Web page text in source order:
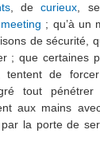
, decurieux ,
meeting ; qu’à un
de sécurité,
; que certaines
tentent de
tout pénétrer
aux mains
la porte de